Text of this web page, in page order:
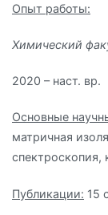
Опыт работы:
Химический
2020 – наст.
Основные
матричная
спектроскопия,
Публикации: 15